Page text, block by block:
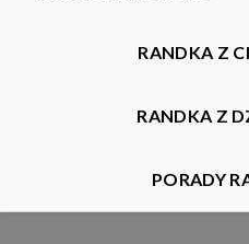
RANDKA Z
RANDKA Z
PORADY